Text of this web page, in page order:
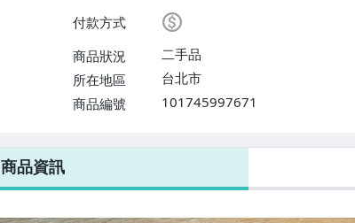
付款方式
商品狀況
二手品
所在地區
台北市
商品編號
101745997671
商品資訊